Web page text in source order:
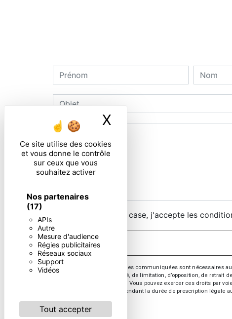
Ce site utilise des cookies
et vous donne le contrôle
sur ceux que vous
souhaitez activer
Nos partenaires
(17)
APIs
Autre
Mesure d'audience
Régies publicitaires
Réseaux sociaux
Support
Vidéos
Tout accepter
X Masquer le
En cochant cette case, j'accepte les
** Les données personnelles communiquées sont nécessaires
d’effacement, de portabilité, de limitation, d’opposition, de
vos données post-mortem. Vous pouvez exercer ces droits par
de prise de contact puis pendant la durée de prescription légale